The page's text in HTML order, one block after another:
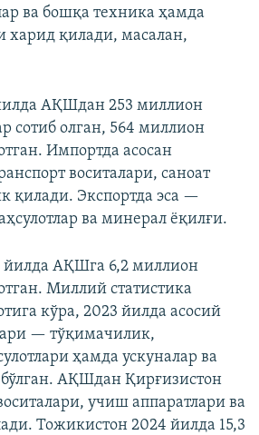
ва бошқа техника ҳамда
харид қилади, масалан,
АҚШдан 253 миллион
сотиб олган, 564 миллион
Импортда асосан
воситалари, саноат
қилади. Экспортда эса —
ва минерал ёқилғи.
йилда АҚШга 6,2 миллион
Миллий статистика
кўра, 2023 йилда асосий
— тўқимачилик,
ҳамда ускуналар ва
АҚШдан Қирғизистон
учиш аппаратлари ва
Тожикистон 2024 йилда 15,3